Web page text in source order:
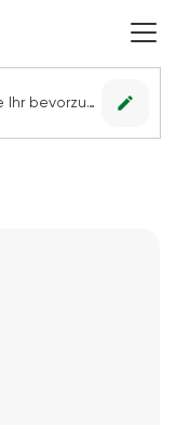
Kein Geschäft ausgewählt. Wählen Sie Ihr bevorzugtes Geschäft, um alle Angebote sehen zu können. edit